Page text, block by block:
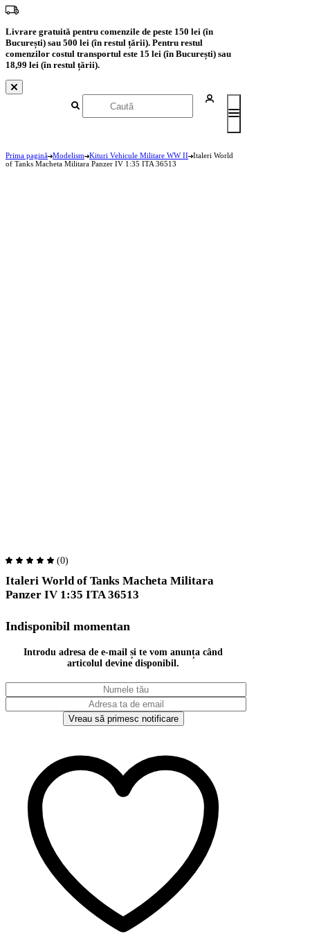
Livrare gratuită pentru comenzile de peste 150 lei (în
București) sau 500 lei (în restul țării). Pentru restul
comenzilor costul transportul este 15 lei (în București) sau
18,99 lei (în restul țării).
Prima pagină Modelism Kituri Vehicule Militare WW II Italeri World
of Tanks Macheta Militara Panzer IV 1:35 ITA 36513
(0)
Italeri World of Tanks Macheta Militara
Panzer IV 1:35 ITA 36513
Indisponibil momentan
Introdu adresa de e-mail și te vom anunța când
articolul devine disponibil.
Vreau să primesc notificare